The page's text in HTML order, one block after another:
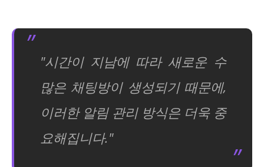
"시간이 지남에 따라 새로운 수
많은 채팅방이 생성되기 때문에,
이러한 알림 관리 방식은 더욱 중
요해집니다."